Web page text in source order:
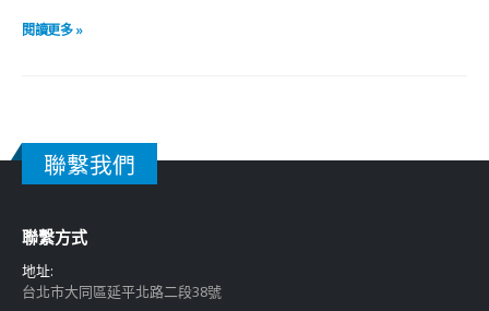
閱讀更多 »
聯繫我們
聯繫方式
地址:
台北市大同區延平北路二段38號